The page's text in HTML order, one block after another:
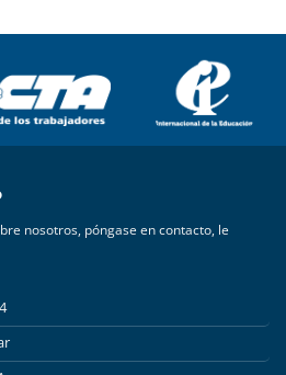
nosotros, póngase en contacto, le